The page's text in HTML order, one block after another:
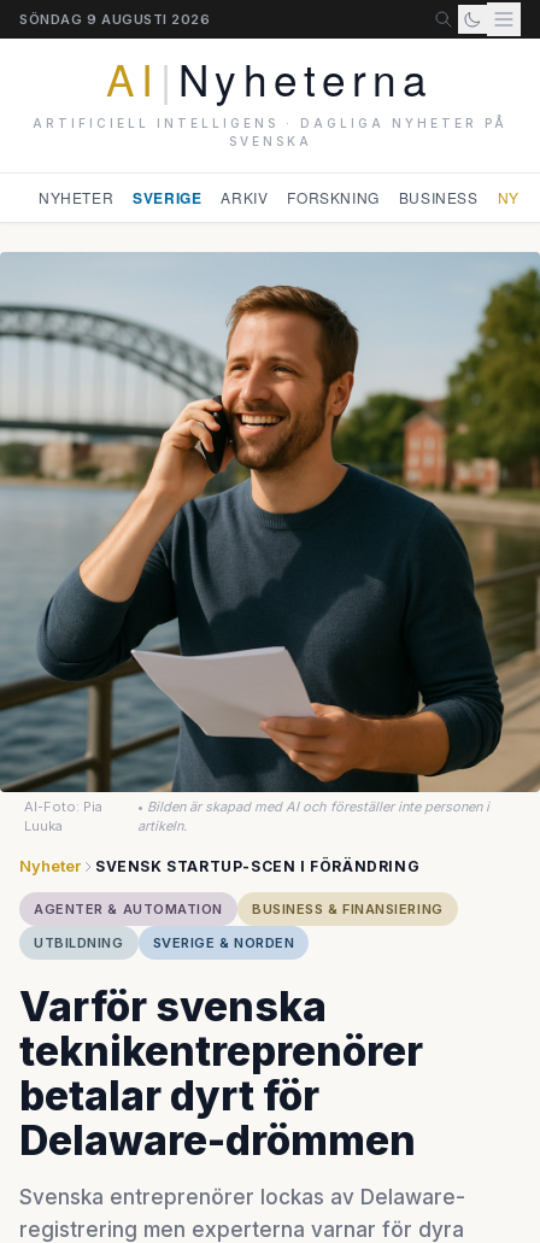
SÖNDAG 9 AUGUSTI 2026
AI | Nyheterna
ARTIFICIELL INTELLIGENS · DAGLIGA NYHETER PÅ
SVENSKA
NYHETER SVERIGE ARKIV FORSKNING BUSINESS
AI-Foto: Pia
Luuka
• Bilden är skapad med AI och föreställer inte personen i
artikeln.
Nyheter SVENSK STARTUP-SCEN I FÖRÄNDRING
AGENTER & AUTOMATION
BUSINESS & FINANSIERING
UTBILDNING
SVERIGE & NORDEN
Varför svenska
teknikentreprenörer
betalar dyrt för
Delaware-drömmen
Svenska entreprenörer lockas av Delaware-
registrering men experterna varnar för dyra